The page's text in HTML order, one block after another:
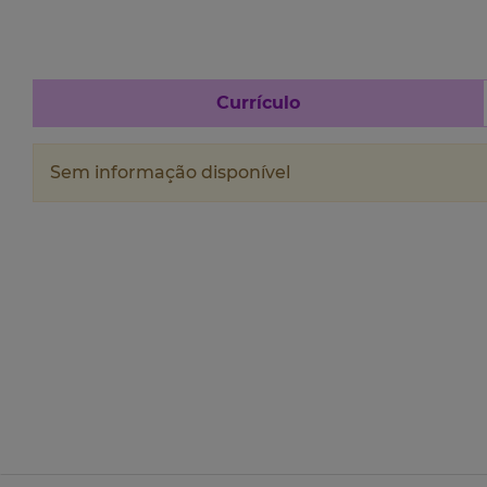
Currículo
Sem informação disponível